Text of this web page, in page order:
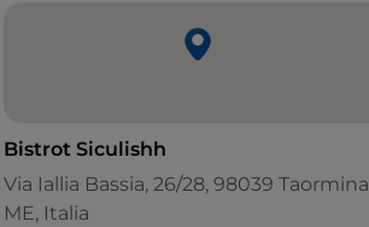
Bistrot Siculishh
Via Iallia Bassia, 26/28, 98039 Taormina
ME, Italia